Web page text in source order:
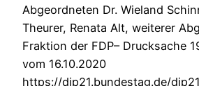
Abgeordneten Dr. Wieland
Theurer, Renata Alt, weiterer
Fraktion der FDP– Drucksache
vom 16.10.2020
https://dip21.bundestag.de/